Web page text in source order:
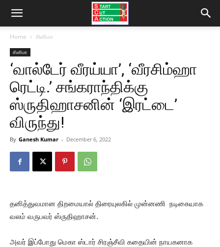
Home சினிமா
சினிமா
‘வால்டேர் வீரய்யா’, ‘வீரசிம்ஹா
ரெட்டி.’ சங்கராந்திக்கு
ஸ்ருதிஹாசனின் ‘இரட்டை’
விருந்து!
By Ganesh Kumar - December 6, 2022
தனித்துவமான திறமையால் திரையுலகில் முன்னணி நடிகையாக
வலம் வருபவர் ஸ்ருதிஹாசன்.
அவர் இப்போது மெகா ஸ்டார் சிரஞ்சீவி கதையின் நாயகனாக